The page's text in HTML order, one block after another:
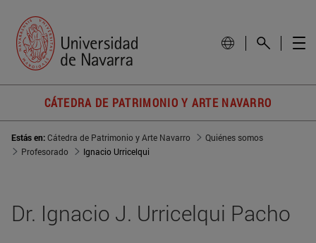
CÁTEDRA DE PATRIMONIO Y ARTE NAVARRO
Estás en:Cátedra de Patrimonio y Arte Navarro
Quiénes somos
Profesorado
Ignacio Urricelqui
Dr. Ignacio J. Urricelqui Pacho